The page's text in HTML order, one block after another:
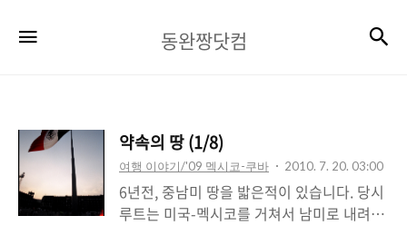
완
컴
동완짱닷컴
약속의 땅 (1/8)
여행 이야기/'09 멕시코-쿠바 2010. 7. 20. 03:00
6년전, 중남미 땅을 밟은적이 있습니다. 당시
루트는 미국-멕시코를 거쳐서 남미로 내려가